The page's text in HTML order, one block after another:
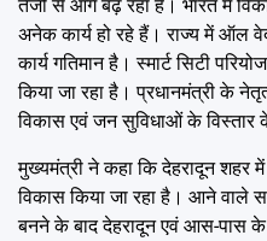
तेजी से आगे बढ़ रहा है। भारत में
अनेक कार्य हो रहे हैं। राज्य में ऑल
कार्य गतिमान है। स्मार्ट सिटी
किया जा रहा है। प्रधानमंत्री के
विकास एवं जन सुविधाओं के विस्तार
मुख्यमंत्री ने कहा कि देहरादून शहर में
विकास किया जा रहा है। आने वाले
बनने के बाद देहरादून एवं आस-पास